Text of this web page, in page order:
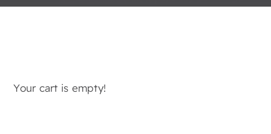
Your cart is empty!